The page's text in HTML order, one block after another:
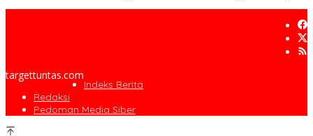
targettuntas.com
Indeks Berita
Redaksi
Pedoman Media Siber